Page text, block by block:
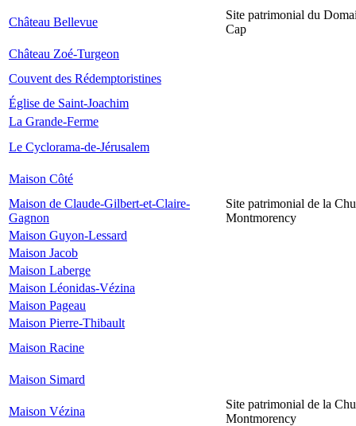
Château Bellevue
Site patrimonial du
Cap
Château Zoé-Turgeon
Couvent des Rédemptoristines
Église de Saint-Joachim
La Grande-Ferme
Le Cyclorama-de-Jérusalem
Maison Côté
Maison de Claude-Gilbert-et-Claire-
Gagnon
Site patrimonial de la
Montmorency
Maison Guyon-Lessard
Maison Jacob
Maison Laberge
Maison Léonidas-Vézina
Maison Pageau
Maison Pierre-Thibault
Maison Racine
Maison Simard
Maison Vézina
Site patrimonial de la
Montmorency